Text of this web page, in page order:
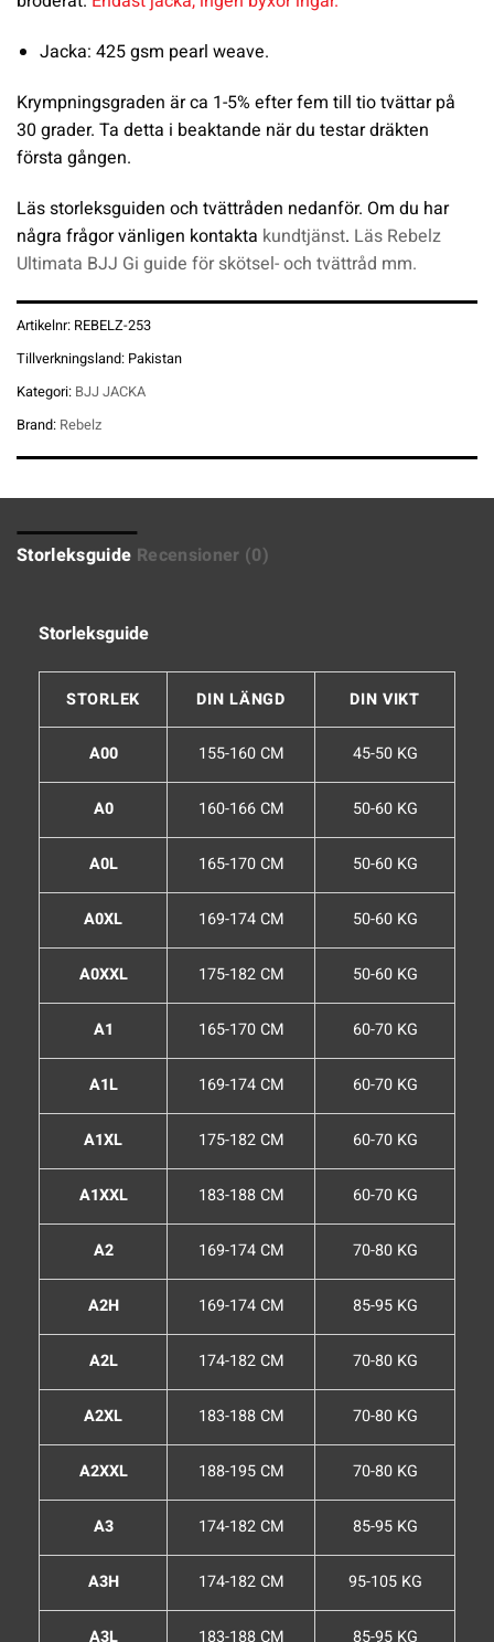
Jacka: 425 gsm pearl weave.
Krympningsgraden är ca 1-5% efter fem till tio tvättar på
30 grader. Ta detta i beaktande när du testar dräkten
första gången.
Läs storleksguiden och tvättråden nedanför. Om du har
några frågor vänligen kontakta kundtjänst. Läs Rebelz
Ultimata BJJ Gi guide för skötsel- och tvättråd mm.
Artikelnr: REBELZ-253
Tillverkningsland: Pakistan
Kategori: BJJ JACKA
Brand: Rebelz
Storleksguide Recensioner (0)
Storleksguide
STORLEK DIN LÄNGD DIN VIKT
A00 155-160 CM 45-50 KG
A0 160-166 CM 50-60 KG
A0L 165-170 CM 50-60 KG
A0XL 169-174 CM 50-60 KG
A0XXL 175-182 CM 50-60 KG
A1 165-170 CM 60-70 KG
A1L 169-174 CM 60-70 KG
A1XL 175-182 CM 60-70 KG
A1XXL 183-188 CM 60-70 KG
A2 169-174 CM 70-80 KG
A2H 169-174 CM 85-95 KG
A2L 174-182 CM 70-80 KG
A2XL 183-188 CM 70-80 KG
A2XXL 188-195 CM 70-80 KG
A3 174-182 CM 85-95 KG
A3H 174-182 CM 95-105 KG
A3L 183-188 CM 85-95 KG